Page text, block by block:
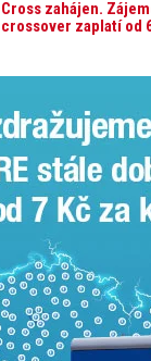
cena vozu dosahuje
průměrná
posledních 10 let
Cross zahájen.
crossover zaplatí od